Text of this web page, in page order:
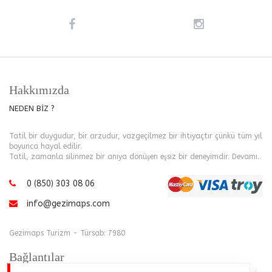
Hakkımızda
NEDEN BİZ ?
Tatil bir duygudur, bir arzudur, vazgeçilmez bir ihtiyaçtır çünkü tüm yıl
boyunca hayal edilir.
Tatil, zamanla silinmez bir anıya dönüşen eşsiz bir deneyimdir. Devamı..
0 (850) 303 08 06
info@gezimaps.com
Gezimaps Turizm - Türsab: 7980
Bağlantılar